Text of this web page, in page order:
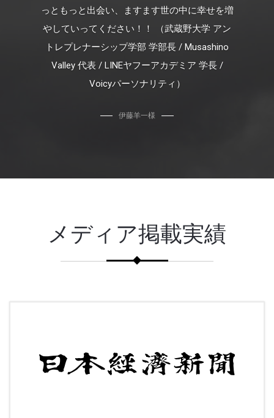
っともっと出会い、ますます世の中に幸せを増
やしていってください！！ （武蔵野大学 アン
トレプレナーシップ学部 学部長 / Musashino
Valley 代表 / LINEヤフーアカデミア 学長 /
Voicyパーソナリティ）
伊藤羊一様
メディア掲載実績